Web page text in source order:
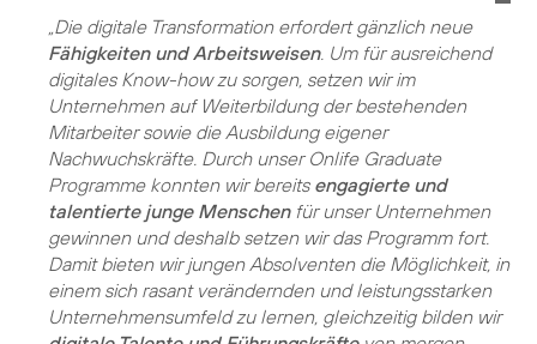
„Die digitale Transformation erfordert gänzlich neue
Fähigkeiten und Arbeitsweisen. Um für ausreichend
digitales Know-how zu sorgen, setzen wir im
Unternehmen auf Weiterbildung der bestehenden
Mitarbeiter sowie die Ausbildung eigener
Nachwuchskräfte. Durch unser Onlife Graduate
Programme konnten wir bereits engagierte und
talentierte junge Menschenfür unser Unternehmen
gewinnen und deshalb setzen wir das Programm fort.
Damit bieten wir jungen Absolventen die Möglichkeit, in
einem sich rasant verändernden und leistungsstarken
Unternehmensumfeld zu lernen, gleichzeitig bilden wir